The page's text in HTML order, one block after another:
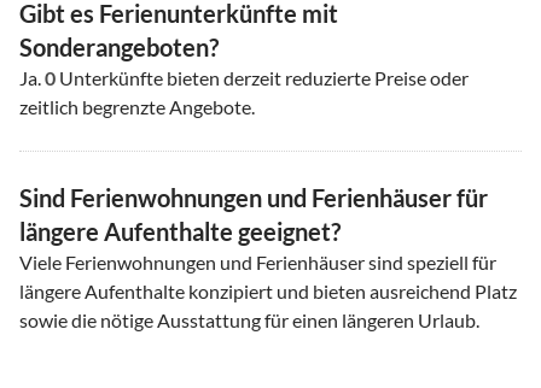
Gibt es Ferienunterkünfte mit
Sonderangeboten?
Ja.0 Unterkünfte bieten derzeit reduzierte Preise oder
zeitlich begrenzte Angebote.
Sind Ferienwohnungen und Ferienhäuser für
längere Aufenthalte geeignet?
Viele Ferienwohnungen und Ferienhäuser sind speziell für
längere Aufenthalte konzipiert und bieten ausreichend Platz
sowie die nötige Ausstattung für einen längeren Urlaub.